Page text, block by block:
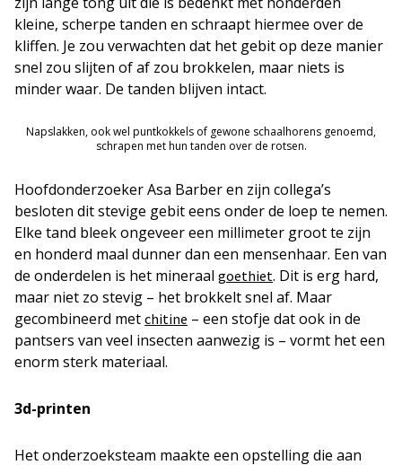
kleine, scherpe tanden en schraapt hiermee over de
kliffen. Je zou verwachten dat het gebit op deze manier
snel zou slijten of af zou brokkelen, maar niets is
minder waar. De tanden blijven intact.
Napslakken, ook wel puntkokkels of gewone schaalhorens genoemd,
schrapen met hun tanden over de rotsen.
Hoofdonderzoeker Asa Barber en zijn collega’s
besloten dit stevige gebit eens onder de loep te nemen.
Elke tand bleek ongeveer een millimeter groot te zijn
en honderd maal dunner dan een mensenhaar. Een van
de onderdelen is het mineraal goethiet. Dit is erg hard,
maar niet zo stevig – het brokkelt snel af. Maar
gecombineerd met chitine – een stofje dat ook in de
pantsers van veel insecten aanwezig is – vormt het een
enorm sterk materiaal.
3d-printen
Het onderzoeksteam maakte een opstelling die aan